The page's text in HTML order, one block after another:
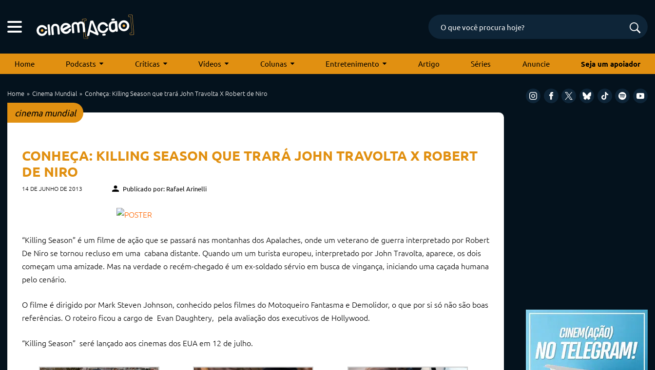
Home Podcasts Críticas Vídeos Colunas Entretenimento Artigo Séries Anuncie Seja um apoiador
Home Cinema Mundial Conheça: Killing Season que trará John Travolta X Robert de Niro
cinema mundial
CONHEÇA: KILLING SEASON QUE TRARÁ JOHN TRAVOLTA X ROBERT
DE NIRO
14 DE JUNHO DE 2013 Publicado por: Rafael Arinelli
“Killing Season” é um filme de ação que se passará nas montanhas dos Apalaches, onde um veterano de guerra interpretado por Robert
De Niro se tornou recluso em uma cabana distante. Quando um um turista europeu, interpretado por John Travolta, aparece, os dois
começam uma amizade. Mas na verdade o recém-chegado é um ex-soldado sérvio em busca de vingança, iniciando uma caçada humana
pelo cenário.
O filme é dirigido por Mark Steven Johnson, conhecido pelos filmes do Motoqueiro Fantasma e Demolidor, o que por si só não são boas
referências. O roteiro ficou a cargo de Evan Daughtery, pela avaliação dos executivos de Hollywood.
“Killing Season” seré lançado aos cinemas dos EUA em 12 de julho.